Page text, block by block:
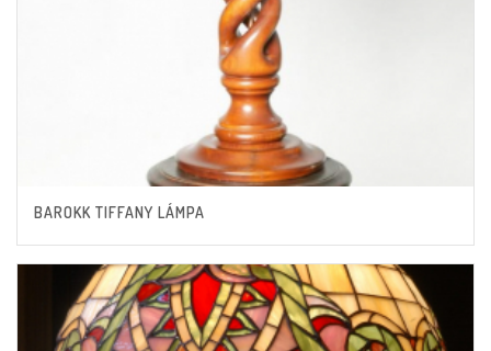
BAROKK TIFFANY LÁMPA